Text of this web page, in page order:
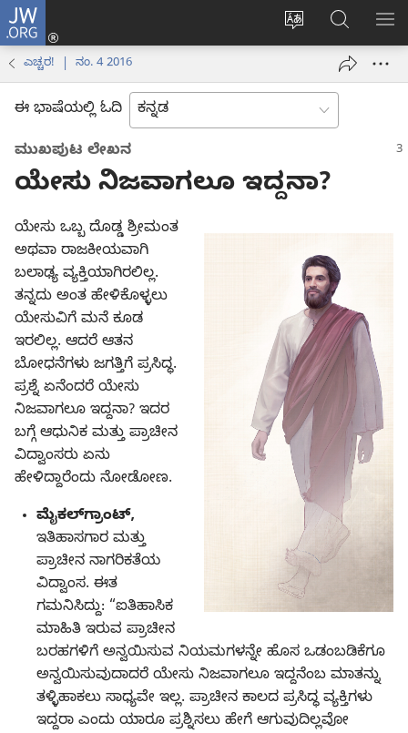
JW.ORG
ವೆಬ್‌ಸೈಟ್‌ನ
ಭಾಷೆಯನ್ನು
ಬದಲಿಸು
ಲಾಗ್
ಇನ್
new
ಹುಡುಕಿ
ಎಚ್ಚರ! | ನಂ. 4 2016
ಈ ಭಾಷೆಯಲ್ಲಿ ಓದಿ
ಮುಖಪುಟ ಲೇಖನ
ಯೇಸು ನಿಜವಾಗಲೂ ಇದ್ದನಾ?
ಯೇಸು ಒಬ್ಬ ದೊಡ್ಡ ಶ್ರೀಮಂತ
ಅಥವಾ ರಾಜಕೀಯವಾಗಿ
ಬಲಾಢ್ಯ ವ್ಯಕ್ತಿಯಾಗಿರಲಿಲ್ಲ.
ತನ್ನದು ಅಂತ ಹೇಳಿಕೊಳ್ಳಲು
ಯೇಸುವಿಗೆ ಮನೆ ಕೂಡ
ಇರಲಿಲ್ಲ. ಆದರೆ ಆತನ
ಬೋಧನೆಗಳು ಜಗತ್ತಿಗೆ ಪ್ರಸಿದ್ಧ.
ಪ್ರಶ್ನೆ ಏನೆಂದರೆ ಯೇಸು
ನಿಜವಾಗಲೂ ಇದ್ದನಾ? ಇದರ
ಬಗ್ಗೆ ಆಧುನಿಕ ಮತ್ತು ಪ್ರಾಚೀನ
ವಿದ್ವಾಂಸರು ಏನು
ಹೇಳಿದ್ದಾರೆಂದು ನೋಡೋಣ.
ಮೈಕಲ್‌ಗ್ರಾಂಟ್‌,
ಇತಿಹಾಸಗಾರ ಮತ್ತು
ಪ್ರಾಚೀನ ನಾಗರಿಕತೆಯ
ವಿದ್ವಾಂಸ. ಈತ
ಗಮನಿಸಿದ್ದು: “ಐತಿಹಾಸಿಕ
ಮಾಹಿತಿ ಇರುವ ಪ್ರಾಚೀನ
ಬರಹಗಳಿಗೆ ಅನ್ವಯಿಸುವ ನಿಯಮಗಳನ್ನೇ ಹೊಸ ಒಡಂಬಡಿಕೆಗೂ
ಅನ್ವಯಿಸುವುದಾದರೆ ಯೇಸು ನಿಜವಾಗಲೂ ಇದ್ದನೆಂಬ ಮಾತನ್ನು
ತಳ್ಳಿಹಾಕಲು ಸಾಧ್ಯವೇ ಇಲ್ಲ. ಪ್ರಾಚೀನ ಕಾಲದ ಪ್ರಸಿದ್ಧ ವ್ಯಕ್ತಿಗಳು
ಇದ್ದರಾ ಎಂದು ಯಾರೂ ಪ್ರಶ್ನಿಸಲು ಹೇಗೆ ಆಗುವುದಿಲ್ಲವೋ